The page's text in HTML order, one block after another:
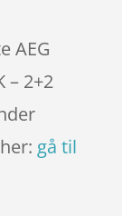
AEG
– 2+2
gå til